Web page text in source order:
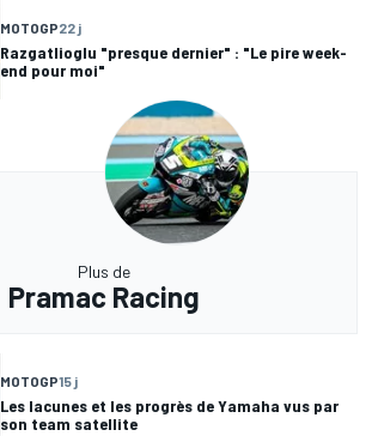
MOTOGP22 j
Razgatlioglu "presque dernier" : "Le pire week-
end pour moi"
Plus de
Pramac Racing
MOTOGP15 j
Les lacunes et les progrès de Yamaha vus par
son team satellite